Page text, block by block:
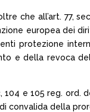
che all’art. 77,
europea dei
protezione
e della revoca
104 e 105 reg.
convalida della